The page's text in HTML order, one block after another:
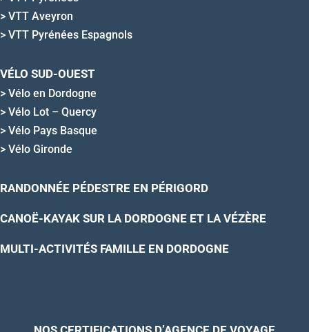
> VTT Aveyron
> VTT Pyrénées Espagnols
VÉLO SUD-OUEST
> Vélo en Dordogne
> Vélo Lot – Quercy
> Vélo Pays Basque
> Vélo Gironde
RANDONNÉE PÉDESTRE EN PÉRIGORD
CANOË-KAYAK SUR LA DORDOGNE ET LA VÉZÈRE
MULTI-ACTIVITÉS FAMILLE EN DORDOGNE